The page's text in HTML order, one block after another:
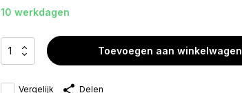
10 werkdagen
Toevoegen aan winkelwagen
Vergelijk Delen